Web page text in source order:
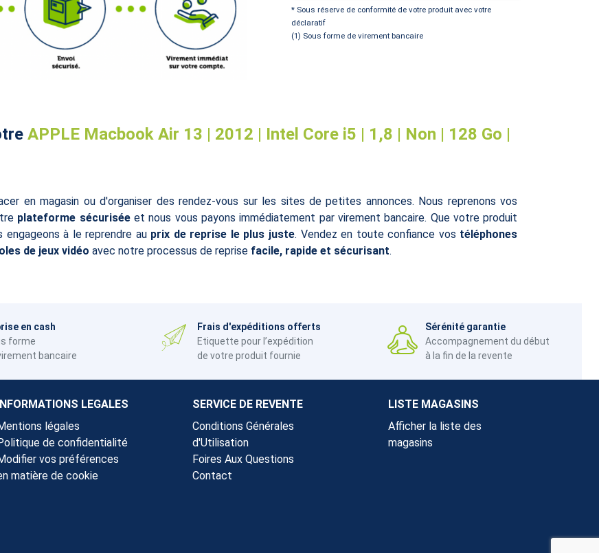
* Sous réserve de conformité de votre produit avec votre
déclaratif
(1) Sous forme de virement bancaire
APPLE Macbook Air 13 | 2012 | Intel Core i5 | 1,8 | Non | 128 Go |
en magasin ou d'organiser des rendez-vous sur les sites de petites annonces. Nous reprenons vos
plateforme sécuriséeet nous vous payons immédiatement par virement bancaire. Que votre produit
à le reprendre au prix de reprise le plus juste. Vendez en toute confiance vos téléphones
de jeux vidéo avec notre processus de reprise facile, rapide et sécurisant.
en cash
forme
bancaire
Frais d'expéditions offerts
Etiquette pour l’expédition
de votre produit fournie
Sérénité garantie
Accompagnement du début
à la fin de la revente
LEGALES
légales
de confidentialité
vos préférences
matière de cookie
SERVICE DE REVENTE
Conditions Générales
d'Utilisation
Foires Aux Questions
Contact
LISTE MAGASINS
Afficher la liste des
magasins